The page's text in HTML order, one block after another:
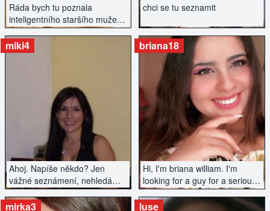
Ráda bych tu poznala
inteligentního staršího muže.
Na vzhledu nezáleží, spíše na
sympatiích a chemii...
chci se tu seznamit
Ahoj. Napíše někdo? Jen
vážné seznámení, nehledám
jen sex...
miki4
ZOBRAZIT INZERÁT
Hi, I'm briana william. I'm
looking for a guy for a serious
relationship. I value
conversations, openness. I like
briana18
ZOBRAZIT INZERÁT
mirka3 luse